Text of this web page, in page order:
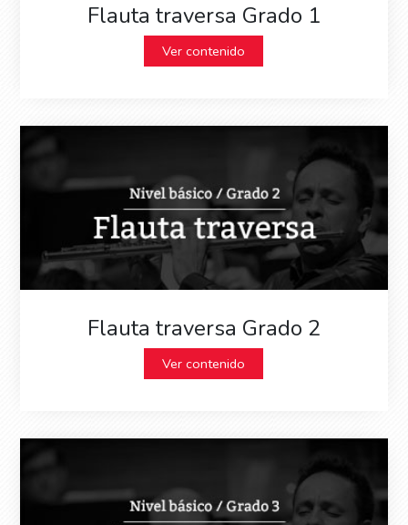
Flauta traversa Grado 1
Ver contenido
Flauta traversa Grado 2
Ver contenido